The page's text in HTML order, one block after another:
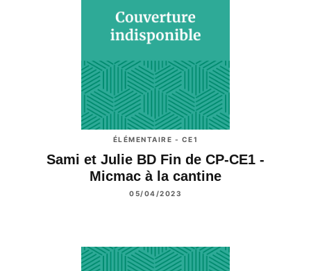
ÉLÉMENTAIRE - CE1
Sami et Julie BD Fin de CP-CE1 -
Micmac à la cantine
05/04/2023